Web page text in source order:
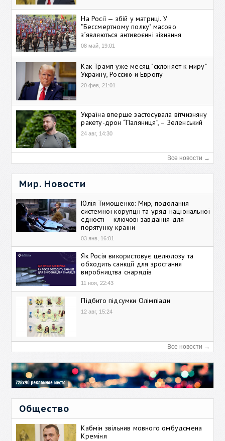
На Росії — збій у матриці. У
"Бессмертному полку" масово
зʼявляються антивоєнні зізнання
08 май, 19:01
Как Трамп уже месяц "склоняет к миру"
Украину, Россию и Европу
20 фев, 21:01
Україна вперше застосувала вітчизняну
ракету-дрон “Паляниця”, – Зеленський
24 авг, 14:30
Все новости →
Мир. Новости
Юлія Тимошенко: Мир, подолання
системної корупції та уряд національної
єдності — ключові завдання для
порятунку країни
03 янв, 16:01
Як Росія використовує целюлозу та
обходить санкції для зростання
виробництва снарядів
11 ноя, 22:43
Підбито підсумки Олімпіади
12 авг, 15:24
Все новости →
Общество
Кабмін звільнив мовного омбудсмена
Креміня